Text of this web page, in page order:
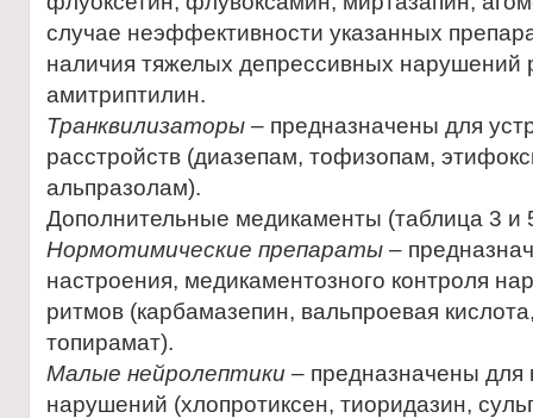
случае неэффективности указанных
наличия тяжелых депрессивных нарушений
амитриптилин.
Транквилизаторы – предназначены для
расстройств (диазепам, тофизопам,
альпразолам).
Дополнительные медикаменты (таблица 3 и
Нормотимические препараты –
настроения, медикаментозного контроля
ритмов (карбамазепин, вальпроевая
топирамат).
Малые нейролептики – предназначены для
нарушений (хлопротиксен, тиоридазин,